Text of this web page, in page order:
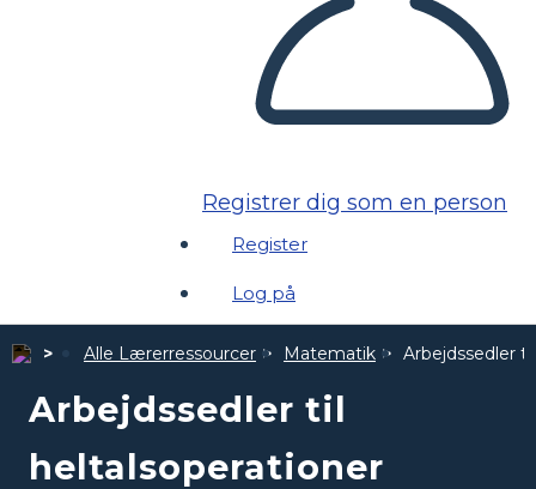
Registrer dig som en person
Register
Log på
Alle Lærerressourcer Matematik Arbejdssedler
Arbejdssedler til
heltalsoperationer